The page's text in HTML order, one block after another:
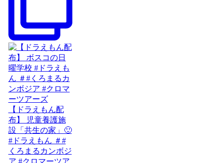
【ドラえもん配
布】 児童養護施
設「共生の家」🙂
#ドラえもん ＃#
くろまるカンボジ
ア #クロマーツア